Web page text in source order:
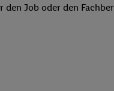
Job oder den